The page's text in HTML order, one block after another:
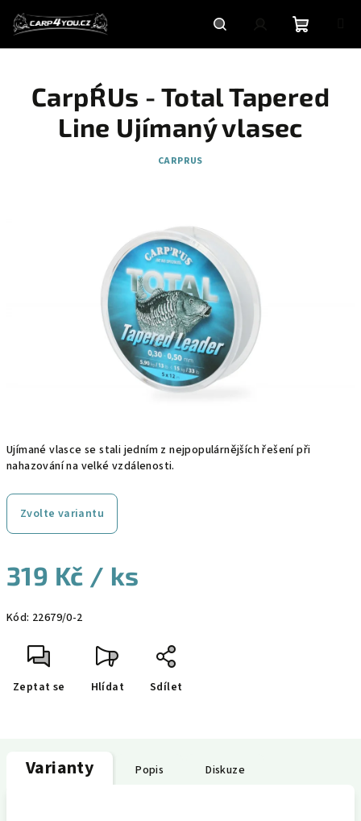
obsah
HledatPřihlášeníNákupní
košík
Ujímané vlasce se stali jedním z nejpopulárnějších řešení při
nahazování na velké vzdálenosti.
Zvolte variantu
319 Kč / ks
cena:
Kód: 22679/0-2
Zeptat se Hlídat Sdílet
Carp´R´Us - Total Tapered
Line Ujímaný vlasec
CARPRUS
Varianty Popis Diskuze